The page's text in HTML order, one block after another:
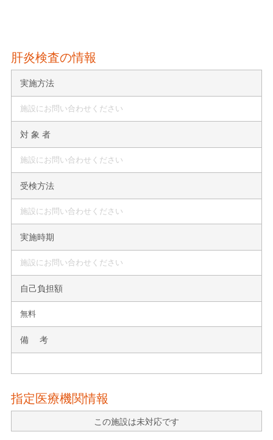
肝炎検査の情報
実施方法
施設にお問い合わせください
対 象 者
施設にお問い合わせください
受検方法
施設にお問い合わせください
実施時期
施設にお問い合わせください
自己負担額
無料
備 考
指定医療機関情報
この施設は未対応です